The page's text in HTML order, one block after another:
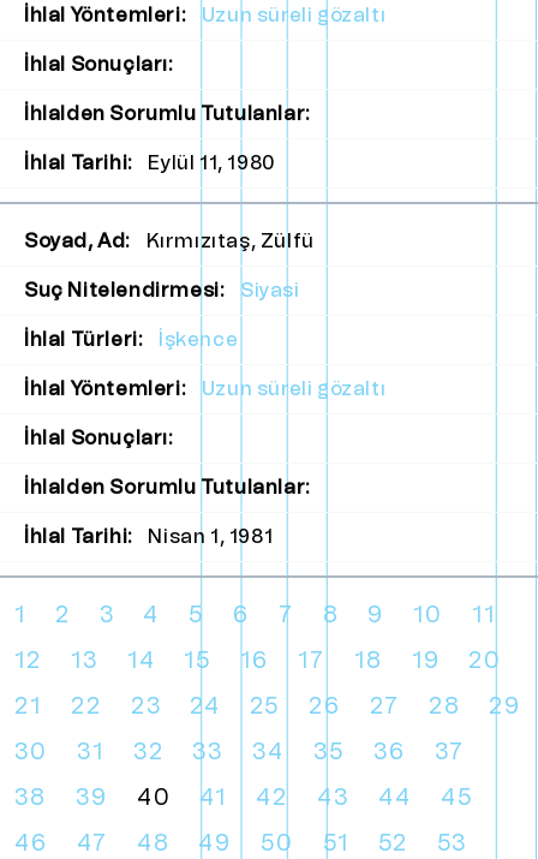
İhlal Yöntemleri: Uzun süreli gözaltı
İhlal Sonuçları:
İhlalden Sorumlu Tutulanlar:
İhlal Tarihi: Eylül 11, 1980
Soyad, Ad: Kırmızıtaş, Zülfü
Suç Nitelendirmesi: Siyasi
İhlal Türleri: İşkence
İhlal Yöntemleri: Uzun süreli gözaltı
İhlal Sonuçları:
İhlalden Sorumlu Tutulanlar:
İhlal Tarihi: Nisan 1, 1981
1 2 3 4 5 6 7 8 9 10
11
12
13 14 15 16 17 18 19
20
21
22 23 24 25 26 27 28
29
30
31 32 33 34 35 36
37
38
39 40 41 42 43 44
45
46
47 48 49 50 51 52
53